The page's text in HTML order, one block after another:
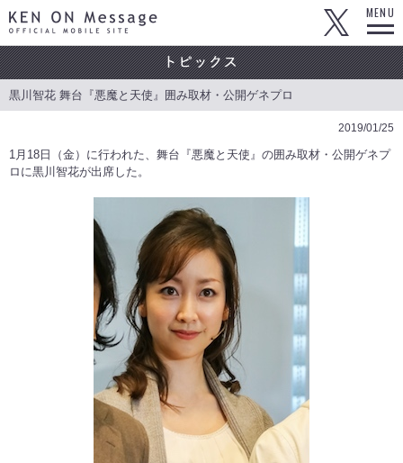
KEN ON Message OFFICIAL MOBILE SITE
MENU
黒川智花 舞台『悪魔と天使』囲み取材・公開ゲネプロ
2019/01/25
1月18日（金）に行われた、舞台『悪魔と天使』の囲み取材・公開ゲネプ
ロに黒川智花が出席した。